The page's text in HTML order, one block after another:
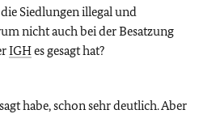
Siedlungen illegal und
nicht auch bei der Besatzung
IGHes gesagt hat?
habe, schon sehr deutlich. Aber